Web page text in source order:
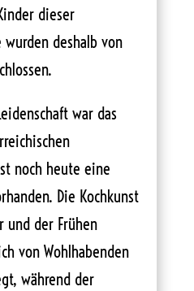
dieser
wurden deshalb von
war das
noch heute eine
Die Kochkunst
der Frühen
von Wohlhabenden
während der